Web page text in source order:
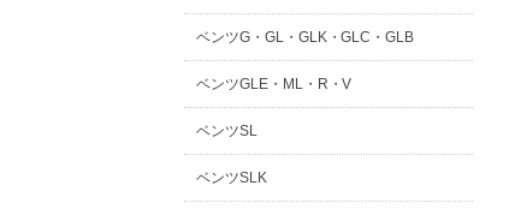
ベンツG・GL・GLK・GLC・GLB
ベンツGLE・ML・R・V
ベンツSL
ベンツSLK